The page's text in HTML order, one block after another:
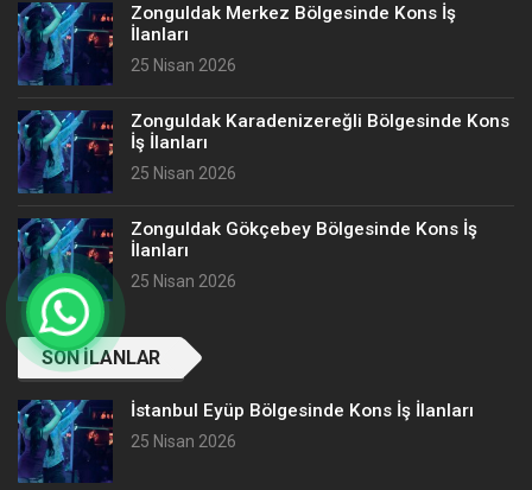
Zonguldak Merkez Bölgesinde Kons İş
İlanları
25 Nisan 2026
Zonguldak Karadenizereğli Bölgesinde Kons
İş İlanları
25 Nisan 2026
Zonguldak Gökçebey Bölgesinde Kons İş
İlanları
25 Nisan 2026
SON İLANLAR
İstanbul Eyüp Bölgesinde Kons İş İlanları
25 Nisan 2026